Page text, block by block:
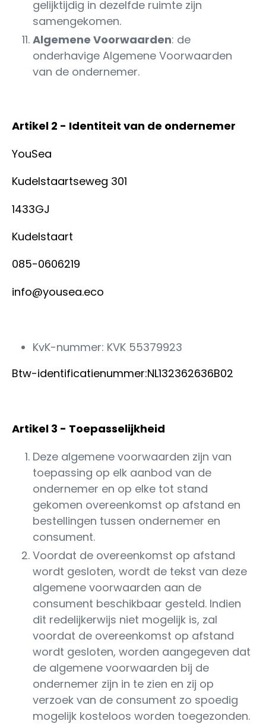
gelijktijdig in dezelfde ruimte zijn
samengekomen.
Algemene Voorwaarden: de
onderhavige Algemene Voorwaarden
van de ondernemer.
Artikel 2 - Identiteit van de ondernemer
YouSea
Kudelstaartseweg 301
1433GJ
Kudelstaart
085-0606219
info@yousea.eco
KvK-nummer: KVK 55379923
Btw-identificatienummer:NL132362636B02
Artikel 3 - Toepasselijkheid
Deze algemene voorwaarden zijn van
toepassing op elk aanbod van de
ondernemer en op elke tot stand
gekomen overeenkomst op afstand en
bestellingen tussen ondernemer en
consument.
Voordat de overeenkomst op afstand
wordt gesloten, wordt de tekst van deze
algemene voorwaarden aan de
consument beschikbaar gesteld. Indien
dit redelijkerwijs niet mogelijk is, zal
voordat de overeenkomst op afstand
wordt gesloten, worden aangegeven dat
de algemene voorwaarden bij de
ondernemer zijn in te zien en zij op
verzoek van de consument zo spoedig
mogelijk kosteloos worden toegezonden.